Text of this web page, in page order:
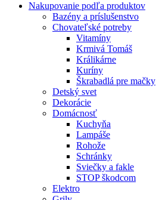
Nakupovanie podľa produktov
Bazény a príslušenstvo
Chovateľské potreby
Vitamíny
Krmivá Tomáš
Králikárne
Kuríny
Škrabadlá pre mačky
Detský svet
Dekorácie
Domácnosť
Kuchyňa
Lampáše
Rohože
Schránky
Sviečky a fakle
STOP škodcom
Elektro